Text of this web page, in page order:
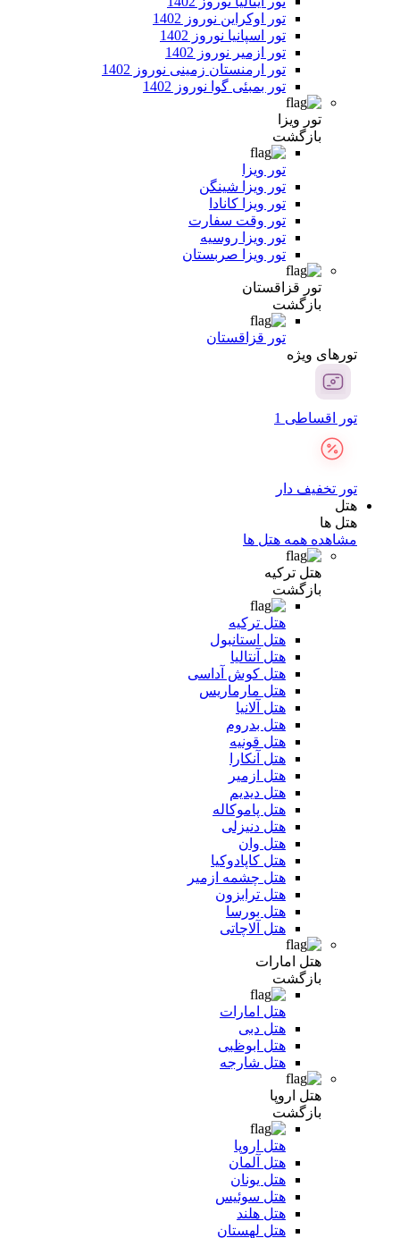
تور اوکراین نوروز 1402
تور اسپانیا نوروز 1402
تور ازمیر نوروز 1402
تور ارمنستان زمینی نوروز 1402
تور بمبئی گوا نوروز 1402
تور ویزا
بازگشت
تور ویزا
تور ویزا شینگن
تور ویزا کانادا
تور وقت سفارت
تور ویزا روسیه
تور ویزا صربستان
تور قزاقستان
بازگشت
تور قزاقستان
تور‌های ویژه
تور اقساطی 1
تور تخفیف دار
هتل
هتل ها
مشاهده همه هتل ها
هتل ترکیه
بازگشت
هتل ترکیه
هتل استانبول
هتل آنتالیا
هتل کوش آداسی
هتل مارماریس
هتل آلانیا
هتل بدروم
هتل قونیه
هتل آنکارا
هتل ازمیر
هتل دیدیم
هتل پاموکاله
هتل دنیزلی
هتل وان
هتل کاپادوکیا
هتل چشمه ازمیر
هتل ترابزون
هتل بورسا
هتل آلاچاتی
هتل امارات
بازگشت
هتل امارات
هتل دبی
هتل ابوظبی
هتل شارجه
هتل اروپا
بازگشت
هتل اروپا
هتل آلمان
هتل یونان
هتل سوئیس
هتل هلند
هتل لهستان